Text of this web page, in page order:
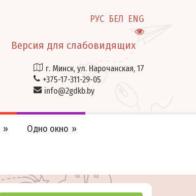
РУС БЕЛ ENG
Версия для слабовидящих
г. Минск, ул. Нарочанская, 17
+375-17-311-29-05
info@2gdkb.by
Одно окно